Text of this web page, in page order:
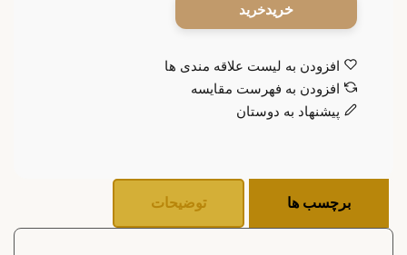
خرید
افزودن به لیست علاقه مندی ها
افزودن به فهرست مقایسه
پیشنهاد به دوستان
توضیحات برچسب ها